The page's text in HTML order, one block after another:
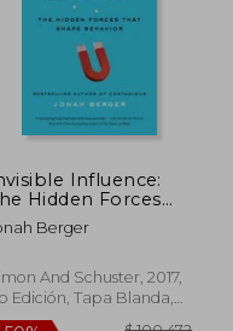
Influence:
Hidden Forces
Shape Behavior
Inglés)
Berger
And Schuster, 2017,
Edición, Tapa Blanda,